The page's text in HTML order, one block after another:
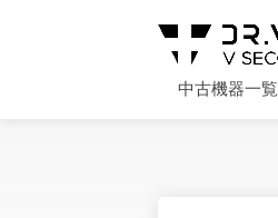
中古機器一覧